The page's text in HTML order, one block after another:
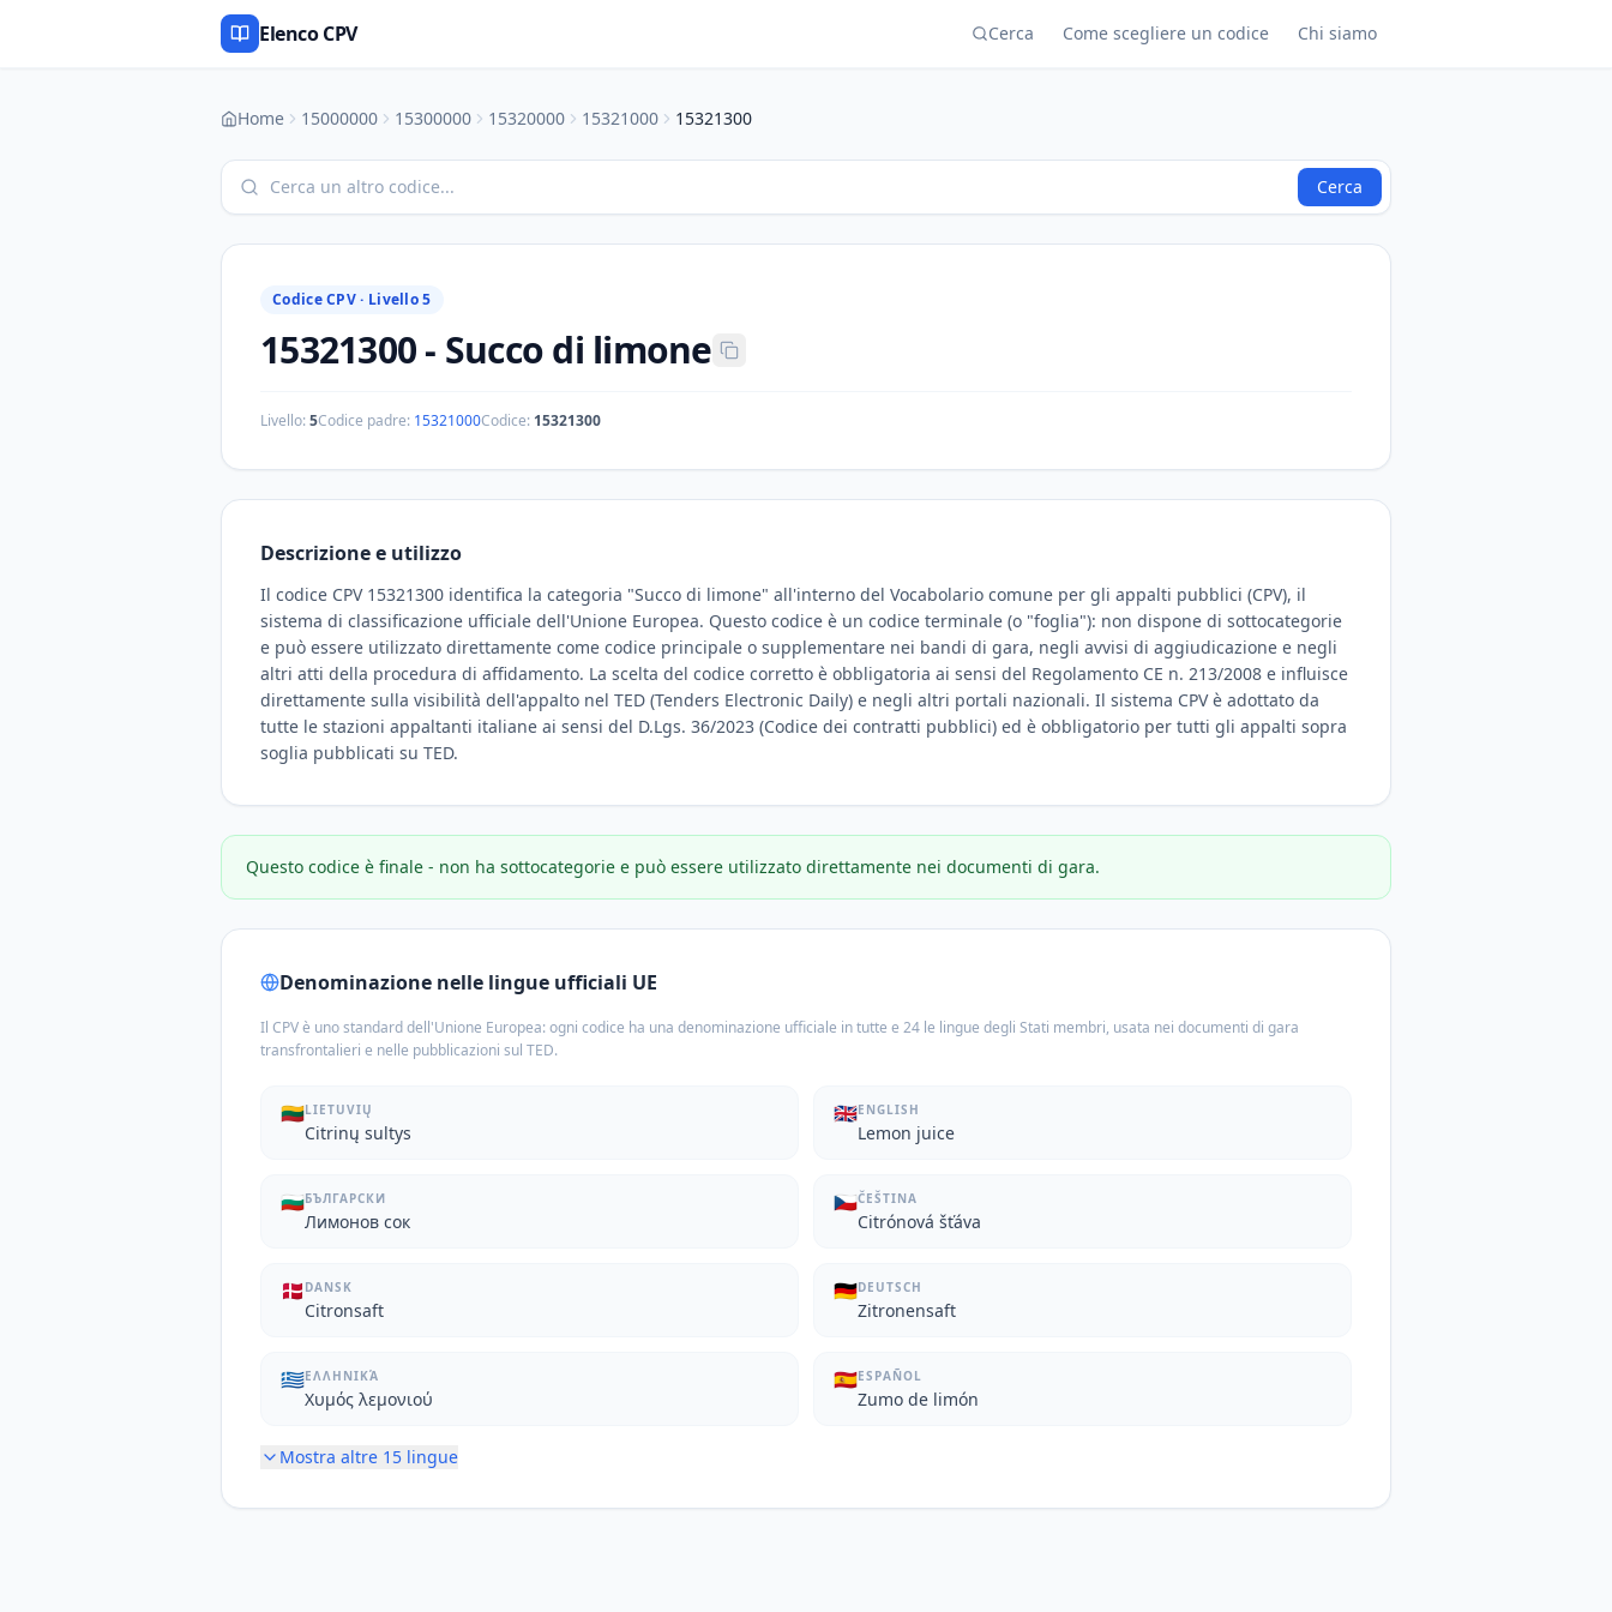
Elenco CPV Cerca Come scegliere un codice Chi siamo
Home 15000000 15300000 15320000 15321000 15321300
Cerca
Codice CPV · Livello 5
15321300- Succo di limone
Livello:5Codice padre: 15321000Codice: 15321300
Descrizione e utilizzo
Il codice CPV 15321300 identifica la categoria "Succo di limone" all'interno del Vocabolario comune per gli appalti pubblici (CPV), il
sistema di classificazione ufficiale dell'Unione Europea. Questo codice è un codice terminale (o "foglia"): non dispone di sottocategorie
e può essere utilizzato direttamente come codice principale o supplementare nei bandi di gara, negli avvisi di aggiudicazione e negli
altri atti della procedura di affidamento. La scelta del codice corretto è obbligatoria ai sensi del Regolamento CE n. 213/2008 e influisce
direttamente sulla visibilità dell'appalto nel TED (Tenders Electronic Daily) e negli altri portali nazionali. Il sistema CPV è adottato da
tutte le stazioni appaltanti italiane ai sensi del D.Lgs. 36/2023 (Codice dei contratti pubblici) ed è obbligatorio per tutti gli appalti sopra
soglia pubblicati su TED.
Questo codice è finale - non ha sottocategorie e può essere utilizzato direttamente nei documenti di gara.
Denominazione nelle lingue ufficiali UE
Il CPV è uno standard dell'Unione Europea: ogni codice ha una denominazione ufficiale in tutte e 24 le lingue degli Stati membri, usata nei documenti di gara
transfrontalieri e nelle pubblicazioni sul TED.
🇱🇹LIETUVIŲ
Citrinų sultys
🇬🇧ENGLISH
Lemon juice
🇧🇬БЪЛГАРСКИ
Лимонов сок
🇨🇿ČEŠTINA
Citrónová šťáva
🇩🇰 DANSK
Citronsaft
🇩🇪DEUTSCH
Zitronensaft
🇬🇷ΕΛΛΗΝΙΚΆ
Χυμός λεμονιού
🇪🇸ESPAÑOL
Zumo de limón
Mostra altre 15 lingue